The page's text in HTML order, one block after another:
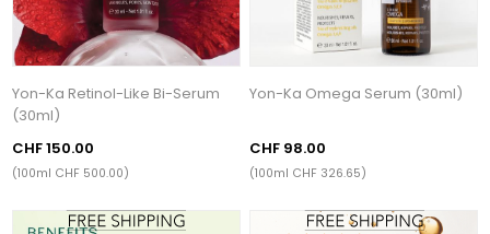
Yon-Ka Retinol-Like Bi-Serum
(30ml)
CHF 150.00
(100ml CHF 500.00)
Yon-Ka Omega Serum (30ml)
CHF 98.00
(100ml CHF 326.65)